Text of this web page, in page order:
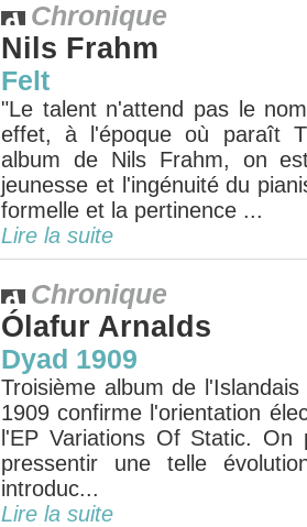
Chronique
Nils Frahm
Felt
"Le talent n'attend pas le
effet, à l'époque où paraît
album de Nils Frahm, on
jeunesse et l'ingénuité du
formelle et la pertinence ...
Lire la suite
Chronique
Ólafur Arnalds
Dyad 1909
Troisième album de
1909 confirme l'orientation
l'EP Variations Of Static.
pressentir une telle
introduc...
Lire la suite